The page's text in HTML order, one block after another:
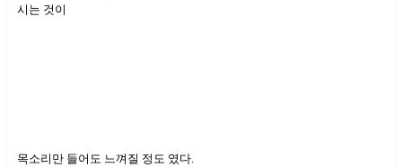
시는 것이
목소리만 들어도 느껴질 정도 였다.